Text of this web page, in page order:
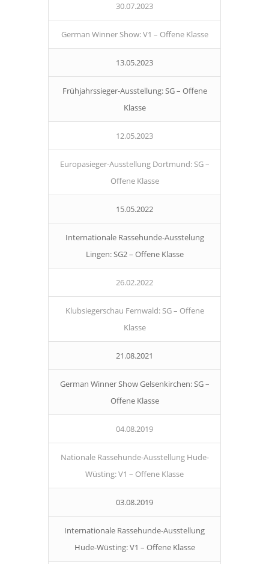
30.07.2023
German Winner Show: V1 – Offene Klasse
13.05.2023
Frühjahrssieger-Ausstellung: SG – Offene
Klasse
12.05.2023
Europasieger-Ausstellung Dortmund: SG –
Offene Klasse
15.05.2022
Internationale Rassehunde-Ausstelung
Lingen: SG2 – Offene Klasse
26.02.2022
Klubsiegerschau Fernwald: SG – Offene
Klasse
21.08.2021
German Winner Show Gelsenkirchen: SG –
Offene Klasse
04.08.2019
Nationale Rassehunde-Ausstellung Hude-
Wüsting: V1 – Offene Klasse
03.08.2019
Internationale Rassehunde-Ausstellung
Hude-Wüsting: V1 – Offene Klasse